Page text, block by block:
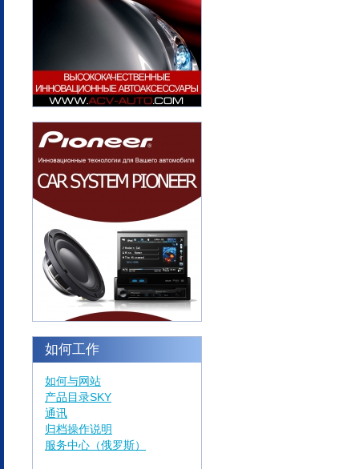
如何工作
如何与网站
产品目录SKY
通讯
归档操作说明
服务中心（俄罗斯）